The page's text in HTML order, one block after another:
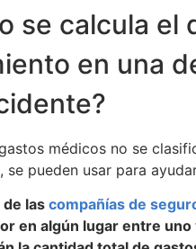
se calcula el
en una
médicos no se
se pueden usar para
de las compañías de
en algún lugar entre uno